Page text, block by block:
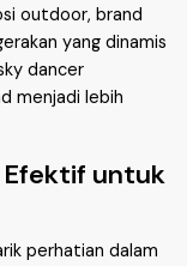
outdoor, brand
yang dinamis
dancer
menjadi lebih
Efektif untuk
perhatian dalam